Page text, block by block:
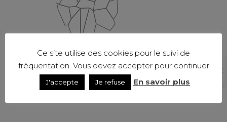
Ce site utilise des cookies pour le suivi de
fréquentation. Vous devez accepter pour continuer
J'accepte Je refuse En savoir plus